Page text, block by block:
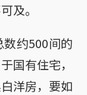
及。
约500间的
国有住宅，
洋房，要如